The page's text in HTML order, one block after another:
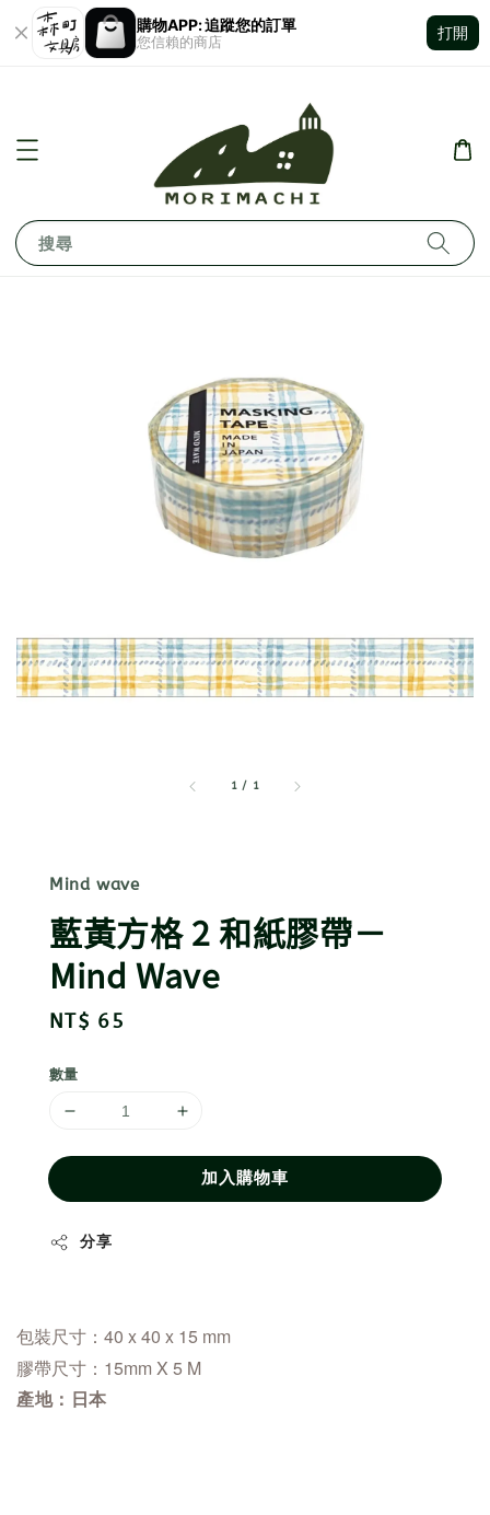
購物APP: 追蹤您的訂單
您信賴的商店
打開
搜尋
1 / 1
Mind wave
藍黃方格 2 和紙膠帶－
Mind Wave
Regular
NT$ 65
數量
加入購物車
分享
包裝尺寸：40 x 40 x 15 mm
膠帶尺寸：15mm X 5 M
產地：日本